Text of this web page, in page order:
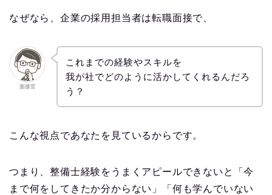
なぜなら、企業の採用担当者は転職面接で、
面接官
これまでの経験やスキルを
我が社でどのように活かしてくれるんだろ
う？
こんな視点であなたを見ているからです。
つまり、整備士経験をうまくアピールできないと「今
まで何をしてきたか分からない」「何も学んでいない